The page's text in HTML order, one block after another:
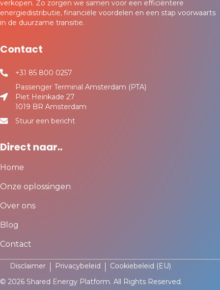
verkopen. Zo zorgen we samen voor een efficiëntere
energiedistributie, financiële voordelen en een stap voorwaarts
in de duurzame transitie.
Contact
+31 85 800 0257
Passenger Terminal Amsterdam (PTA)
Piet Heinkade 27
1019 BR Amsterdam
Stuur een bericht
Direct naar..
Home
Onze oplossingen
Over ons
Blog
Contact
Disclaimer Privacybeleid
Cookiebeleid (EU)
© 2026 Shared Energy Platform. All Rights Reserved.